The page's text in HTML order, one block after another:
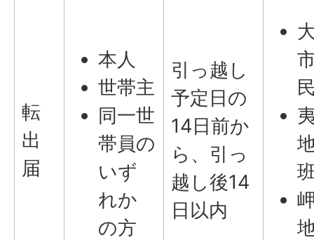
転
出
届
本人
世帯主
同一世
帯員の
いず
れか
の方
引っ越し
予定日の
14日前か
ら、引っ
越し後14
日以内